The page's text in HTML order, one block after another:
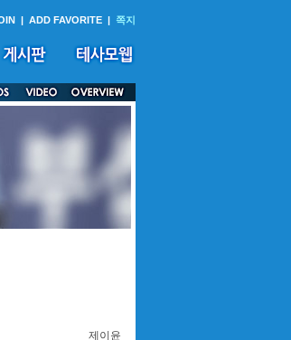
| ADD FAVORITE | 쪽지
제이윤